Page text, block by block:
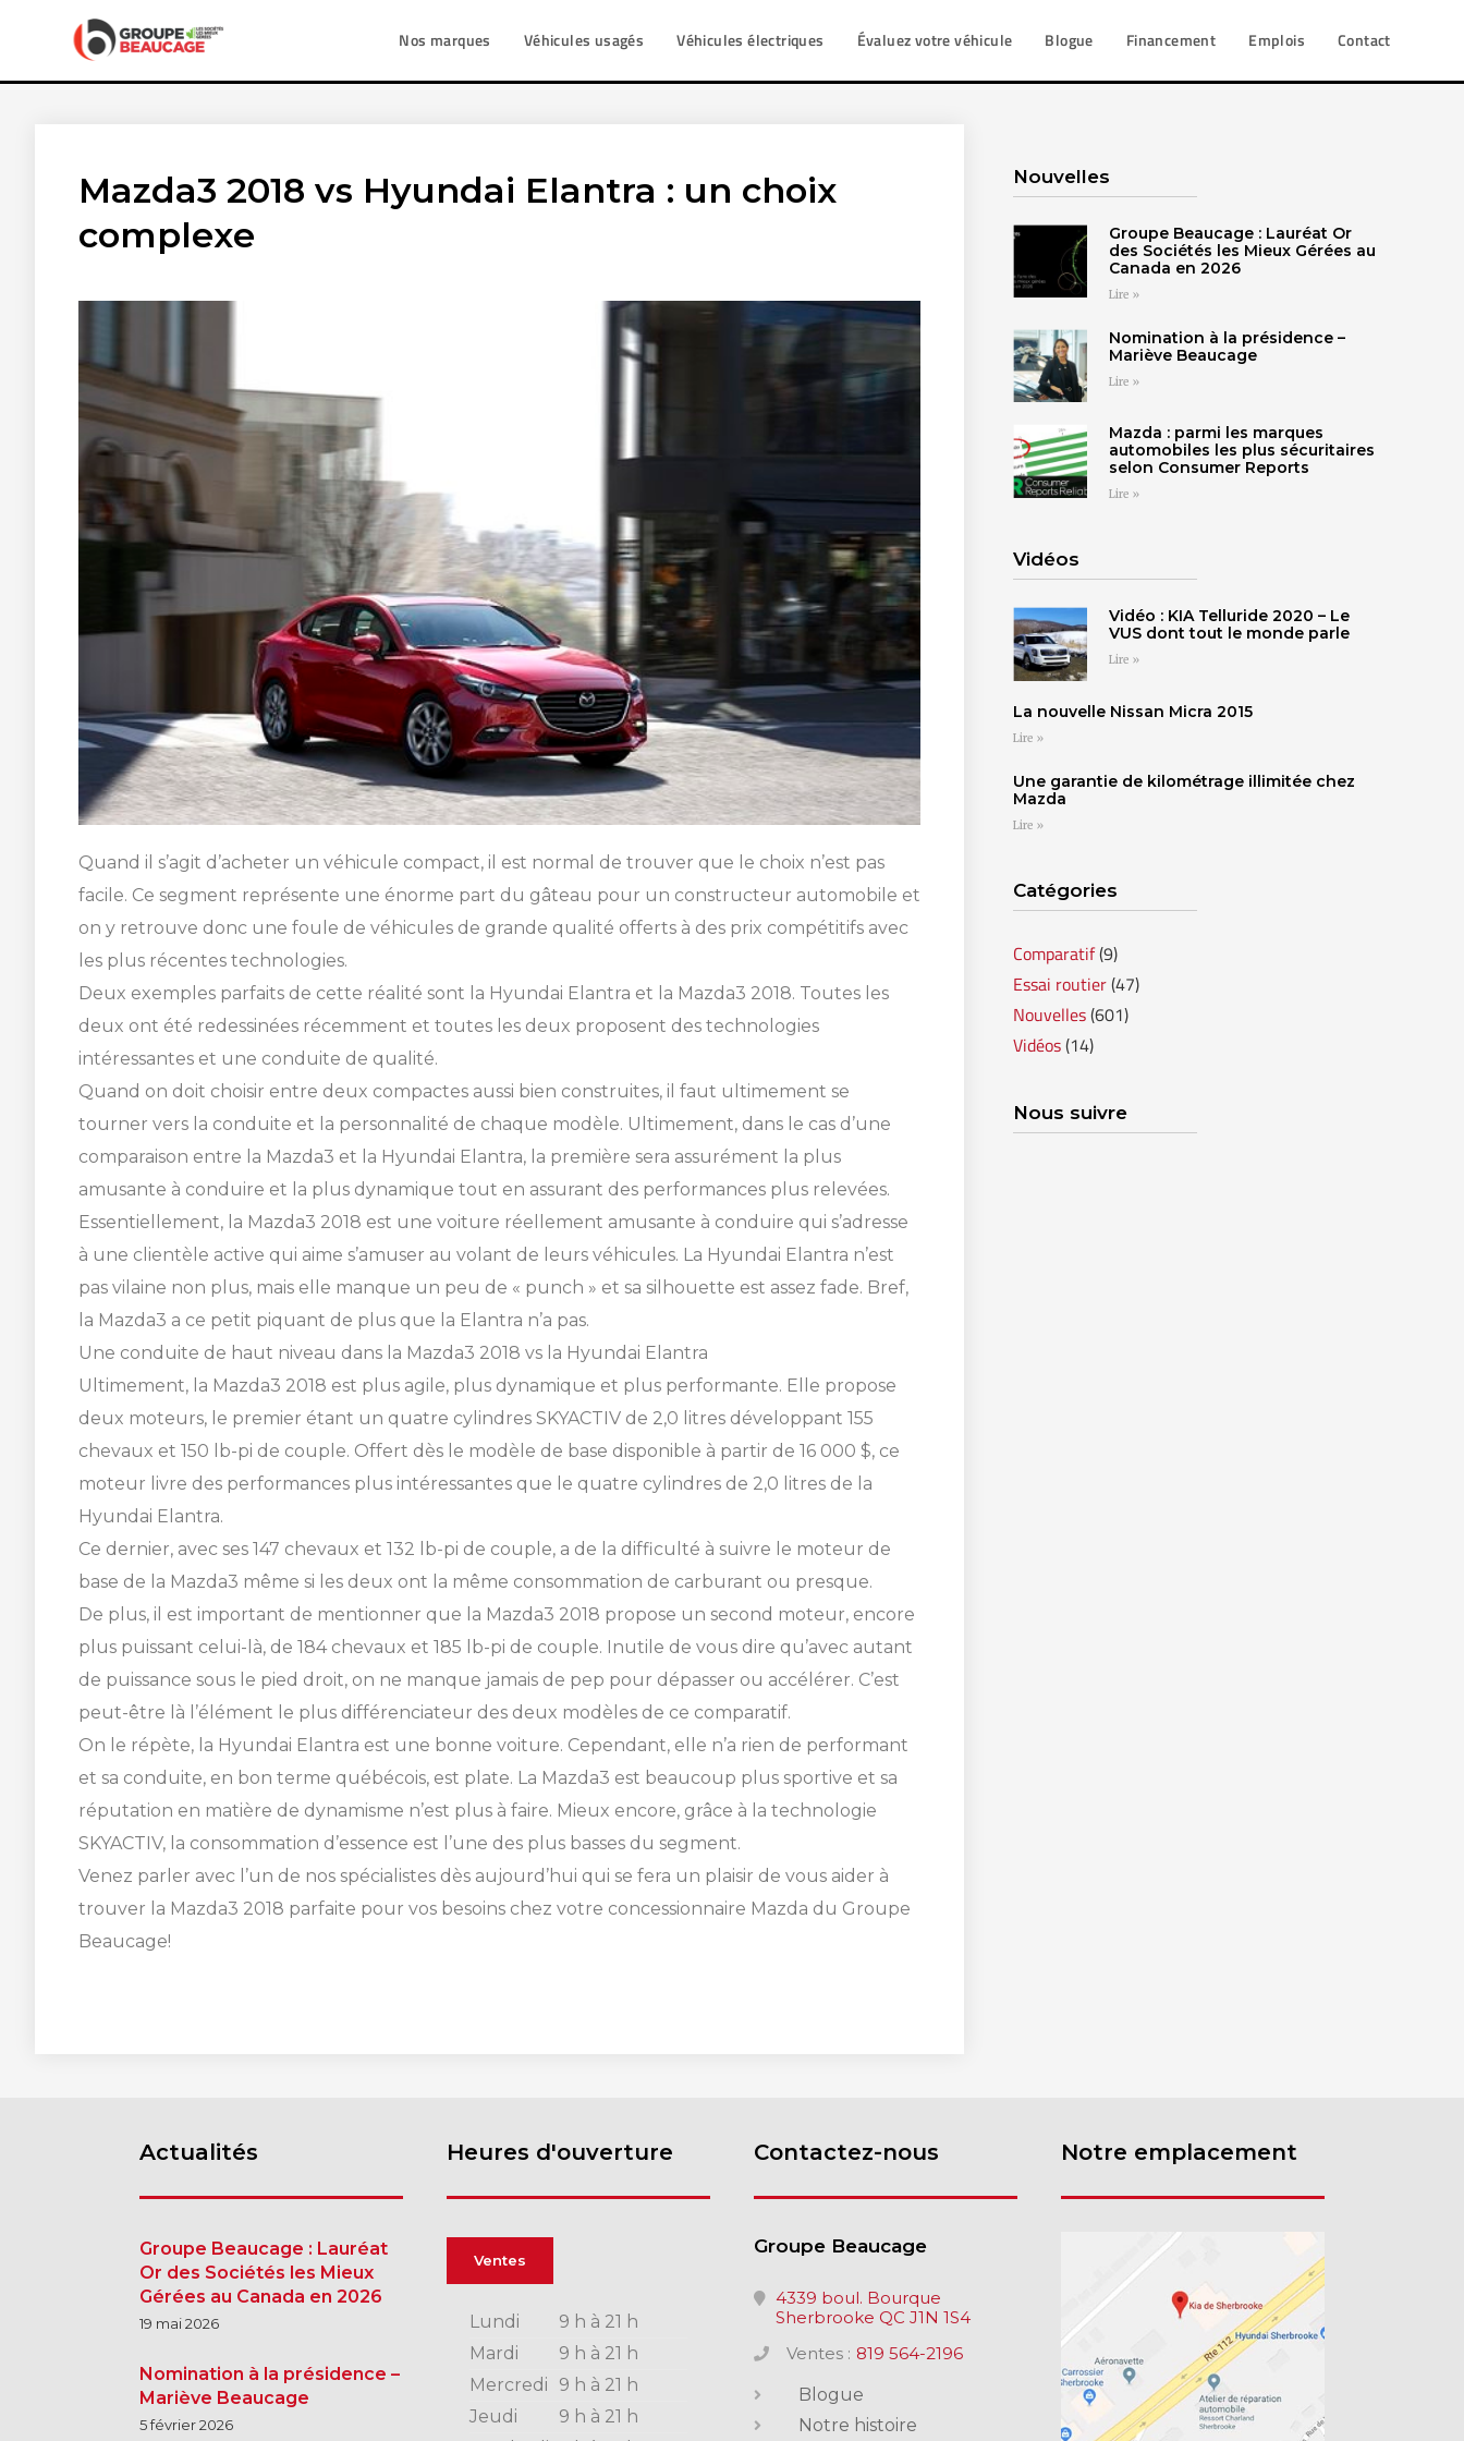
Nos marques Véhicules usagés Véhicules électriques Évaluez votre véhicule Blogue Financement Emplois Contact
Mazda3 2018 vs Hyundai Elantra : un choix
complexe
Quand il s’agit d’acheter un véhicule compact, il est normal de trouver que le choix n’est pas
facile. Ce segment représente une énorme part du gâteau pour un constructeur automobile et
on y retrouve donc une foule de véhicules de grande qualité offerts à des prix compétitifs avec
les plus récentes technologies.
Deux exemples parfaits de cette réalité sont la Hyundai Elantra et la Mazda3 2018. Toutes les
deux ont été redessinées récemment et toutes les deux proposent des technologies
intéressantes et une conduite de qualité.
Quand on doit choisir entre deux compactes aussi bien construites, il faut ultimement se
tourner vers la conduite et la personnalité de chaque modèle. Ultimement, dans le cas d’une
comparaison entre la Mazda3 et la Hyundai Elantra, la première sera assurément la plus
amusante à conduire et la plus dynamique tout en assurant des performances plus relevées.
Essentiellement, la Mazda3 2018 est une voiture réellement amusante à conduire qui s’adresse
à une clientèle active qui aime s’amuser au volant de leurs véhicules. La Hyundai Elantra n’est
pas vilaine non plus, mais elle manque un peu de « punch » et sa silhouette est assez fade. Bref,
la Mazda3 a ce petit piquant de plus que la Elantra n’a pas.
Une conduite de haut niveau dans la Mazda3 2018 vs la Hyundai Elantra
Ultimement, la Mazda3 2018 est plus agile, plus dynamique et plus performante. Elle propose
deux moteurs, le premier étant un quatre cylindres SKYACTIV de 2,0 litres développant 155
chevaux et 150 lb-pi de couple. Offert dès le modèle de base disponible à partir de 16 000 $, ce
moteur livre des performances plus intéressantes que le quatre cylindres de 2,0 litres de la
Hyundai Elantra.
Ce dernier, avec ses 147 chevaux et 132 lb-pi de couple, a de la difficulté à suivre le moteur de
base de la Mazda3 même si les deux ont la même consommation de carburant ou presque.
De plus, il est important de mentionner que la Mazda3 2018 propose un second moteur, encore
plus puissant celui-là, de 184 chevaux et 185 lb-pi de couple. Inutile de vous dire qu’avec autant
de puissance sous le pied droit, on ne manque jamais de pep pour dépasser ou accélérer. C’est
peut-être là l’élément le plus différenciateur des deux modèles de ce comparatif.
On le répète, la Hyundai Elantra est une bonne voiture. Cependant, elle n’a rien de performant
et sa conduite, en bon terme québécois, est plate. La Mazda3 est beaucoup plus sportive et sa
réputation en matière de dynamisme n’est plus à faire. Mieux encore, grâce à la technologie
SKYACTIV, la consommation d’essence est l’une des plus basses du segment.
Venez parler avec l’un de nos spécialistes dès aujourd’hui qui se fera un plaisir de vous aider à
trouver la Mazda3 2018 parfaite pour vos besoins chez votre concessionnaire Mazda du Groupe
Beaucage!
Nouvelles
Groupe Beaucage : Lauréat Or
des Sociétés les Mieux Gérées au
Canada en 2026
Lire »
Nomination à la présidence –
Mariève Beaucage
Lire »
Mazda : parmi les marques
automobiles les plus sécuritaires
selon Consumer Reports
Lire »
Vidéos
Vidéo : KIA Telluride 2020 – Le
VUS dont tout le monde parle
Lire »
La nouvelle Nissan Micra 2015
Lire »
Une garantie de kilométrage illimitée chez
Mazda
Lire »
Catégories
Comparatif(9)
Essai routier(47)
Nouvelles(601)
Vidéos(14)
Nous suivre
Actualités
Groupe Beaucage : Lauréat
Or des Sociétés les Mieux
Gérées au Canada en 2026
19 mai 2026
Nomination à la présidence –
Mariève Beaucage
5 février 2026
Heures d'ouverture
Ventes
Lundi
9 h à 21 h
Mardi
9 h à 21 h
Mercredi
9 h à 21 h
Jeudi
9 h à 21 h
Contactez-nous
Groupe Beaucage
4339 boul. Bourque
Sherbrooke QC J1N 1S4
Ventes : 819 564-2196
Blogue
Notre histoire
Notre emplacement
TÉLÉPHONEZ
819 564-2196
CONFIGUREZ CE
VÉHICULE
Choisissez votre concessionnaire pour
Cliquez ici
Cliquez ici
UNE PROMOTION
VOUS ATTEND!
Choisissez votre concessionnaire pour
Cliquez ici
Cliquez ici
SHERBROOKE
MAGOG
DRUMMONDVILLE
COWANSVILLE
MAGOG
SHERBROOKE
GRANBY
DRUMMONDVILLE
VICTORIAVILLE
SHERBROOKE SHERBROOKE
GRANBY
DRUMMONDVILLE
SHERBROOKE
SHERBROOKE
DRUMMONDVILLE
ST-HYACINTHE
GRANBY